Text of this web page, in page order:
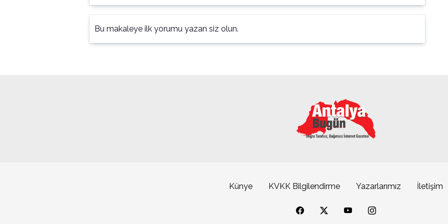
Bu makaleye ilk yorumu yazan siz olun.
Künye KVKK Bilgilendirme Yazarlarımız İletişim